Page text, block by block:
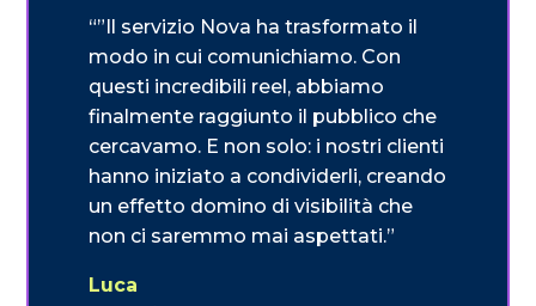
“”Il servizio Nova ha trasformato il
modo in cui comunichiamo. Con
questi incredibili reel, abbiamo
finalmente raggiunto il pubblico che
cercavamo. E non solo: i nostri clienti
hanno iniziato a condividerli, creando
un effetto domino di visibilità che
non ci saremmo mai aspettati.”
Luca